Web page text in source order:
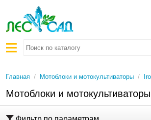
Главная / Мотоблоки и мотокультиваторы /
Мотоблоки и